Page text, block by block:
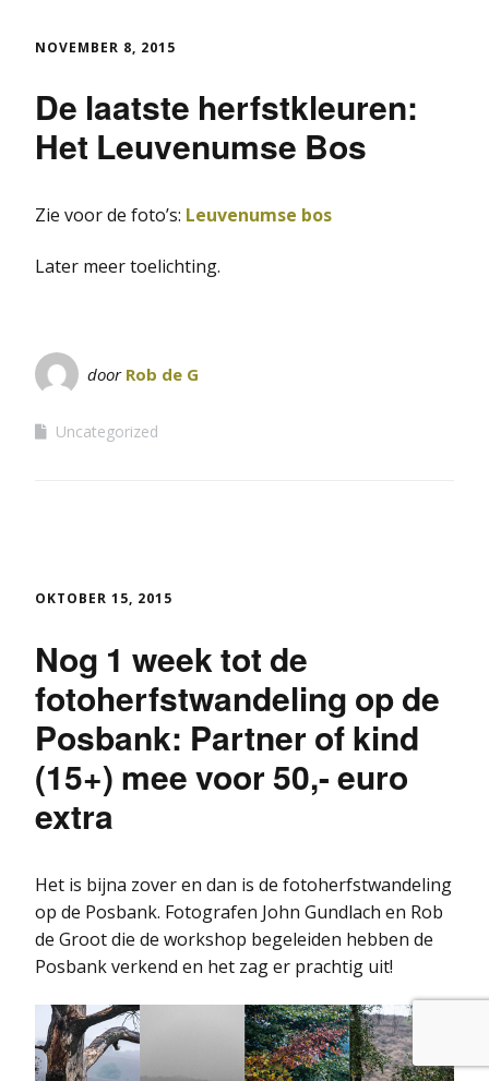
NOVEMBER 8, 2015
De laatste herfstkleuren:
Het Leuvenumse Bos
Zie voor de foto’s: Leuvenumse bos
Later meer toelichting.
door Rob de G
Uncategorized
OKTOBER 15, 2015
Nog 1 week tot de
fotoherfstwandeling op de
Posbank: Partner of kind
(15+) mee voor 50,- euro
extra
Het is bijna zover en dan is de fotoherfstwandeling
op de Posbank. Fotografen John Gundlach en Rob
de Groot die de workshop begeleiden hebben de
Posbank verkend en het zag er prachtig uit!